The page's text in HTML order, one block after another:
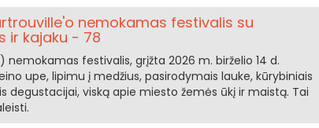
nemokamas festivalis su
ir kajaku - 78
festivalis, grįžta 2026 m. birželio 14 d.
upe, lipimu į medžius, pasirodymais lauke, kūrybiniais
degustacijai, viską apie miesto žemės ūkį ir maistą. Tai